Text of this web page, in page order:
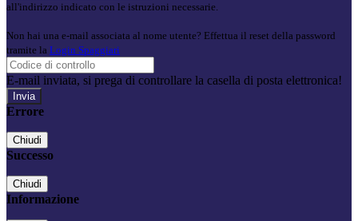
all'indirizzo indicato con le istruzioni necessarie.
Non hai una e-mail associata al nome utente? Effettua il reset della password
tramite la Login Spaggiari
E-mail inviata, si prega di controllare la casella di posta elettronica!
Errore
Chiudi
Successo
Chiudi
Informazione